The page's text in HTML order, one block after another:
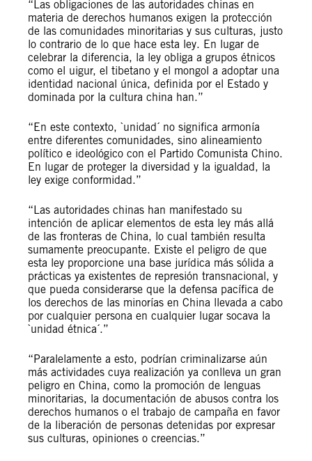
“Las obligaciones de las autoridades chinas en
materia de derechos humanos exigen la protección
de las comunidades minoritarias y sus culturas, justo
lo contrario de lo que hace esta ley. En lugar de
celebrar la diferencia, la ley obliga a grupos étnicos
como el uigur, el tibetano y el mongol a adoptar una
identidad nacional única, definida por el Estado y
dominada por la cultura china han.”
“En este contexto, `unidad´ no significa armonía
entre diferentes comunidades, sino alineamiento
político e ideológico con el Partido Comunista Chino.
En lugar de proteger la diversidad y la igualdad, la
ley exige conformidad.”
“Las autoridades chinas han manifestado su
intención de aplicar elementos de esta ley más allá
de las fronteras de China, lo cual también resulta
sumamente preocupante. Existe el peligro de que
esta ley proporcione una base jurídica más sólida a
prácticas ya existentes de represión transnacional, y
que pueda considerarse que la defensa pacífica de
los derechos de las minorías en China llevada a cabo
por cualquier persona en cualquier lugar socava la
`unidad étnica´.”
“Paralelamente a esto, podrían criminalizarse aún
más actividades cuya realización ya conlleva un gran
peligro en China, como la promoción de lenguas
minoritarias, la documentación de abusos contra los
derechos humanos o el trabajo de campaña en favor
de la liberación de personas detenidas por expresar
sus culturas, opiniones o creencias.”